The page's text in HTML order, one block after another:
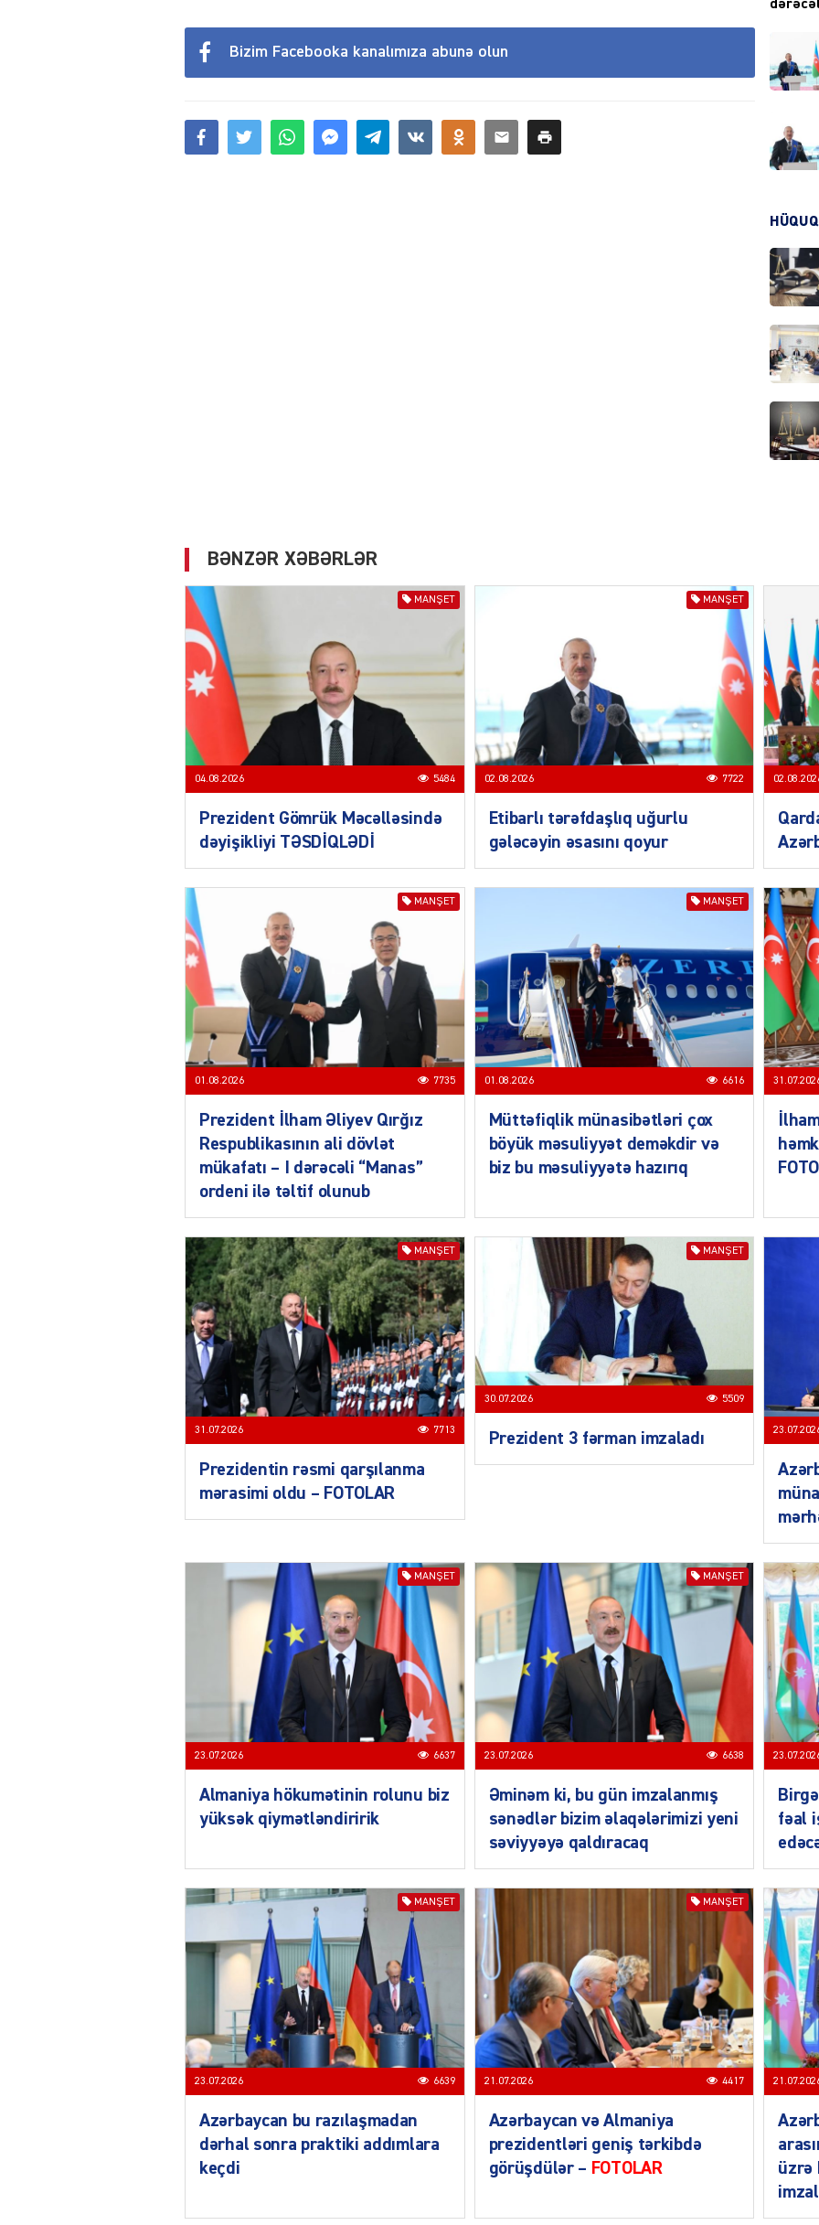
Bizim Facebooka kanalımıza abunə olun
DÜNYA
SIYASƏT
HÜQUQ
BƏNZƏR XƏBƏRLƏR
MANŞET
04.08.2026 5484
Prezident Gömrük Məcəlləsində
dəyişikliyi TƏSDİQLƏDİ
MANŞET
02.08.2026 7722
Etibarlı tərəfdaşlıq uğurlu
gələcəyin əsasını qoyur
MANŞET
01.08.2026 7735
Prezident İlham Əliyev Qırğız
Respublikasının ali dövlət
mükafatı – I dərəcəli “Manas”
ordeni ilə təltif olunub
MANŞET
01.08.2026 6616
Müttəfiqlik münasibətləri çox
böyük məsuliyyət deməkdir və
biz bu məsuliyyətə hazırıq
MANŞET
31.07.2026 7713
Prezidentin rəsmi qarşılanma
mərasimi oldu – FOTOLAR
MANŞET
30.07.2026 5509
Prezident 3 fərman imzaladı
MANŞET
23.07.2026 6637
Almaniya hökumətinin rolunu biz
yüksək qiymətləndiririk
MANŞET
23.07.2026 6638
Əminəm ki, bu gün imzalanmış
sənədlər bizim əlaqələrimizi yeni
səviyyəyə qaldıracaq
fəal
MANŞET
23.07.2026 6639
Azərbaycan bu razılaşmadan
dərhal sonra praktiki addımlara
keçdi
MANŞET
21.07.2026 4417
Azərbaycan və Almaniya
prezidentləri geniş tərkibdə
görüşdülər – FOTOLAR
üzrə